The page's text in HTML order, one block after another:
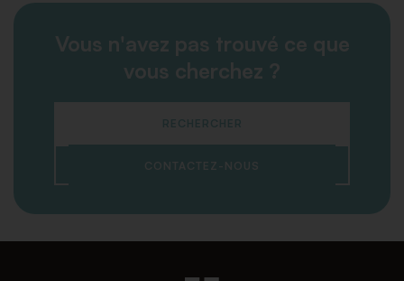
Vous n'avez pas trouvé ce que
vous cherchez ?
RECHERCHER
CONTACTEZ-NOUS